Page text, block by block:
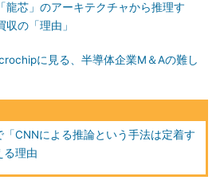
龍芯」のアーキテクチャから推理す
収の「理由」
に見る、半導体企業M＆Aの難し
「CNNによる推論という手法は定着す
る理由